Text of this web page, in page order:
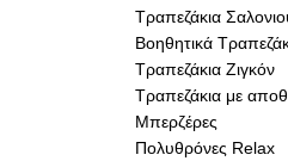
Τραπεζάκια
Βοηθητικά
Τραπεζάκια Ζιγκόν
Τραπεζάκια με
Μπερζέρες
Πολυθρόνες Relax